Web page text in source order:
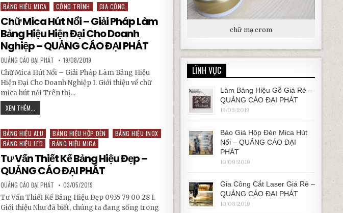
Posted in
BẢNG HIỆU MICA CÔNG TRÌNH GIA CÔNG
Chữ Mica Hút Nổi – Giải Pháp Làm
Bảng Hiệu Hiện Đại Cho Doanh
Nghiệp – QUẢNG CÁO ĐẠI PHÁT
AUTHOR:
QUẢNG CÁO ĐẠI PHÁT PUBLISHED DATE:
19/08/2019
Chữ Mica Hút Nổi – Giải Pháp Làm Bảng Hiệu
Hiện Đại Cho Doanh Nghiệp I. Giới thiệu về chữ
mica hút nổi Trên thị…
XEM THÊM...
CHỮ MICA HÚT NỔI – GIẢI PHÁP LÀM BẢNG HIỆU HIỆN ĐẠI CHO DOANH NGHIỆP – QUẢNG CÁO ĐẠI PHÁT
Posted in
BẢNG HIỆU ALU BẢNG HIỆU HỘP ĐÈN
BẢNG HIỆU INOX
BẢNG HIỆU LED
BẢNG HIỆU MICA
Tư Vấn Thiết Kế Bảng Hiệu Đẹp –
QUẢNG CÁO ĐẠI PHÁT
AUTHOR:
QUẢNG CÁO ĐẠI PHÁT PUBLISHED DATE:
03/05/2019
Tư Vấn Thiết Kế Bảng Hiệu Đẹp 0935 79 00 28 I.
Giới thiệu Như đã biết, chúng ta đang sống trong
chữ mạ crom
LĨNH VỰC
Làm Bảng Hiệu Gỗ Giá Rẻ –
QUẢNG CÁO ĐẠI PHÁT
19/03/2019
Báo Giá Hộp Đèn Mica Hút
Nổi – QUẢNG CÁO ĐẠI
PHÁT
10/09/2019
Gia Công Cắt Laser Giá Rẻ –
QUẢNG CÁO ĐẠI PHÁT
10/03/2019